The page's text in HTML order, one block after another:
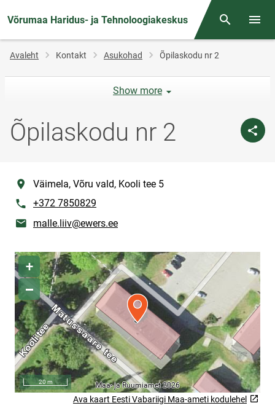
Võrumaa Haridus- ja Tehnoloogiakeskus Otsing
Jälglink
Avaleht Kontakt Asukohad Õpilaskodu nr 2
Õpilaskodu nr 2
Show more
locationVäimela, Võru vald, Kooli tee 5
phone+372 7850829
E-postmalle.liiv@ewers.ee
Asukoha kaart
Ava kaart Eesti Vabariigi Maa-ameti kodulehel
Link will open on a new page